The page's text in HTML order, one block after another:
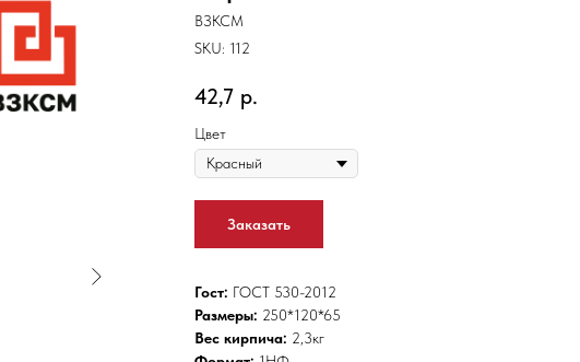
ВЗКСМ
SKU: 112
42,7 р.
Цвет
Заказать
Гост: ГОСТ 530-2012
Размеры: 250*120*65
Вес кирпича: 2,3кг